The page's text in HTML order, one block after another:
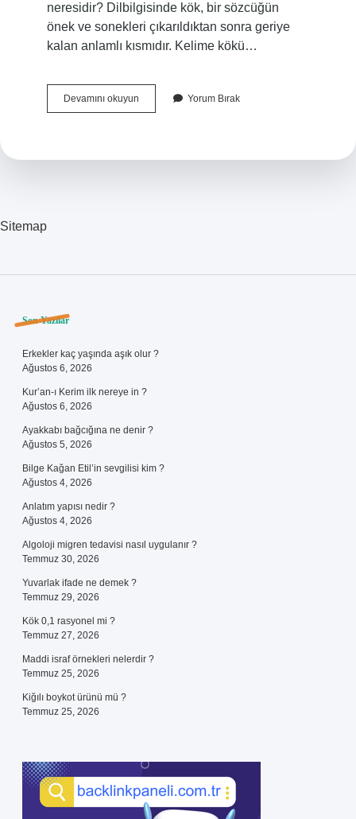
neresidir? Dilbilgisinde kök, bir sözcüğün
önek ve sonekleri çıkarıldıktan sonra geriye
kalan anlamlı kısmıdır. Kelime kökü…
Devamını okuyunKapalı
Kelimesinin
Yorum Bırak
Sitemap
Sidebar
Son Yazılar
Erkekler kaç yaşında aşık olur ?
Ağustos 6, 2026
Kur’an-ı Kerim ilk nereye in ?
Ağustos 6, 2026
Ayakkabı bağcığına ne denir ?
Ağustos 5, 2026
Bilge Kağan Etil’in sevgilisi kim ?
Ağustos 4, 2026
Anlatım yapısı nedir ?
Ağustos 4, 2026
Algoloji migren tedavisi nasıl uygulanır ?
Temmuz 30, 2026
Yuvarlak ifade ne demek ?
Temmuz 29, 2026
Kök 0,1 rasyonel mi ?
Temmuz 27, 2026
Maddi israf örnekleri nelerdir ?
Temmuz 25, 2026
Kiğılı boykot ürünü mü ?
Temmuz 25, 2026